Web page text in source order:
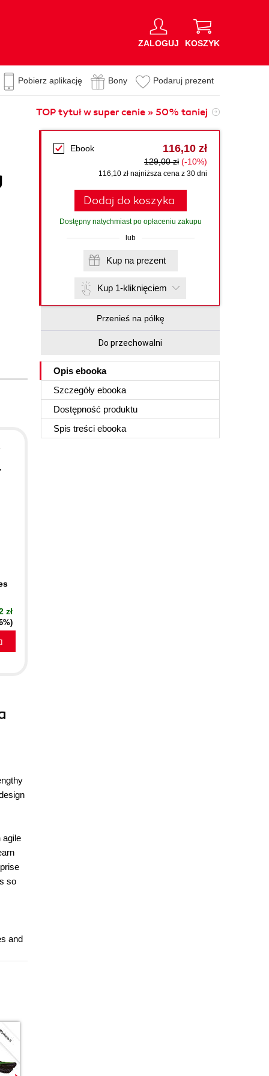
ZALOGUJ KOSZYK
Pobierz aplikację Bony Podaruj prezent
TOP tytuł w super cenie » 50% taniej
Ebook 116,10 zł
129,00 zł (-10%)
116,10 zł najniższa cena z 30 dni
Dodaj do koszyka
Dostępny natychmiast po opłaceniu zakupu
lub
Kup na prezent
Kup 1-kliknięciem
Przenieś na półkę
Do przechowalni
Opis ebooka
Szczegóły ebooka
Dostępność produktu
Spis treści ebooka
zł
agile
so
and